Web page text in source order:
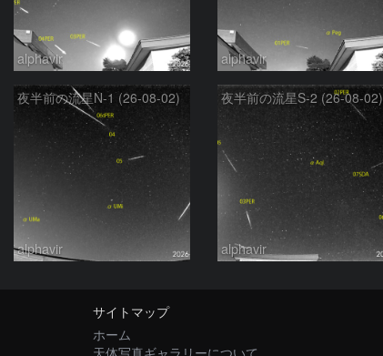
alphavir alphavir
夜半前の流星N-1 (26-08-02)
alphavir
夜半前の流星S-2 (26-08-02)
alphavir
サイトマップ
ホーム
天体写真ギャラリーについて